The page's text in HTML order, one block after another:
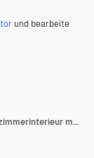
und bearbeite
Stilvolle Komposition aus modernem Wohnzimmerinterieur mit Mock-Up-Posterrahmen, Holz-Sideboard und Boho-inspirierten Accessoires. Vorlage.